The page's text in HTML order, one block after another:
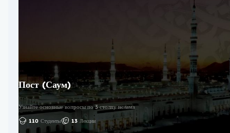
Пост (Саум)
Узнайте основные вопросы по 3 столпу ислама
110 Студенты 13 Лекции